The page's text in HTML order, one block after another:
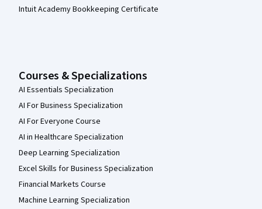
Intuit Academy Bookkeeping Certificate
Courses & Specializations
AI Essentials Specialization
AI For Business Specialization
AI For Everyone Course
AI in Healthcare Specialization
Deep Learning Specialization
Excel Skills for Business Specialization
Financial Markets Course
Machine Learning Specialization